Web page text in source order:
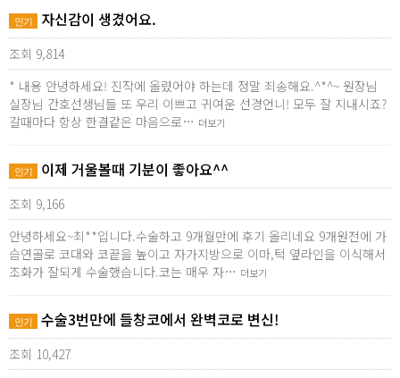
인기 자신감이 생겼어요.
조회 9,814
* 내용 안녕하세요! 진작에 올렸어야 하는데 정말 죄송해요.^*^~ 원장님
실장님 간호선생님들 또 우리 이쁘고 귀여운 선경언니! 모두 잘 지내시죠?
갈때마다 항상 한결같은 마음으로… 더보기
인기 이제 거울볼때 기분이 좋아요^^
조회 9,166
안녕하세요~최**입니다.수술하고 9개월만에 후기 올리네요 9개원전에 가
슴연골로 코대와 코끝을 높이고 자가지방으로 이마,턱 옆라인을 이식해서
조화가 잘되게 수술했습니다.코는 매우 자… 더보기
인기 수술3번만에 들창코에서 완벽코로 변신!
조회 10,427